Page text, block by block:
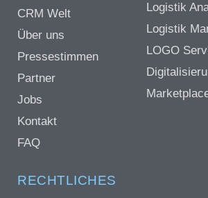
CRM Welt
Über uns
Pressestimmen
Partner
Jobs
Kontakt
FAQ
Logistik
Logistik
LOGO
RECHTLICHES